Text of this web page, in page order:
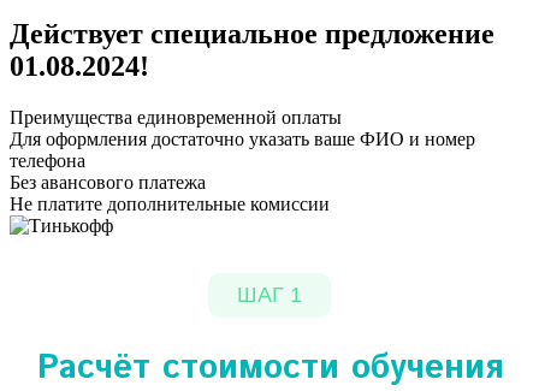
Действует специальное предложение
01.08.2024!
Преимущества единовременной оплаты
Для оформления достаточно указать ваше ФИО и номер
телефона
Без авансового платежа
Не платите дополнительные комиссии